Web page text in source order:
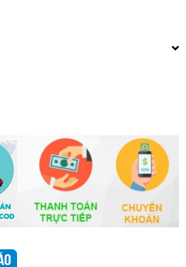
mô hình lắp ráp Action Base Custom